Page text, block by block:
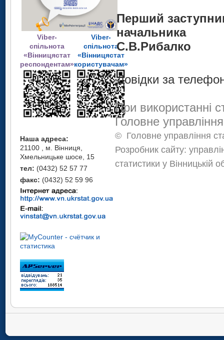
Viber-
спільнота
«Вінницястат
респондентам»
Viber-
спільнота
«Вінницястат
користувачам»
Наша адреса:
21100 , м. Вінниця,
Хмельницьке шосе, 15
тел: (0432) 52 57 77
факс: (0432) 52 59 96
Перший
начальника
С.В.Рибалко
Довідки за
При використанні
Головне
© Головне управління
Розробник сайту:
статистики у Вінницькій